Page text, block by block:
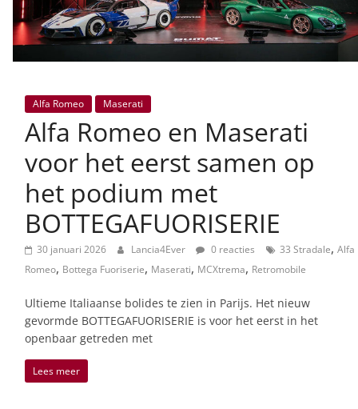
Alfa Romeo Maserati
Alfa Romeo en Maserati
voor het eerst samen op
het podium met
BOTTEGAFUORISERIE
30 januari 2026 Lancia4Ever 0 reacties 33 Stradale, Alfa
Romeo, Bottega Fuoriserie, Maserati, MCXtrema, Retromobile
Ultieme Italiaanse bolides te zien in Parijs. Het nieuw
gevormde BOTTEGAFUORISERIE is voor het eerst in het
openbaar getreden met
Lees meer